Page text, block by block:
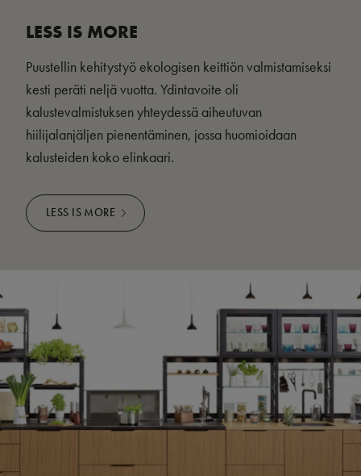
LESS IS MORE
Puustellin kehitystyö ekologisen keittiön valmistamiseksi
kesti peräti neljä vuotta. Ydintavoite oli
kalustevalmistuksen yhteydessä aiheutuvan
hiilijalanjäljen pienentäminen, jossa huomioidaan
kalusteiden koko elinkaari.
LESS IS MORE